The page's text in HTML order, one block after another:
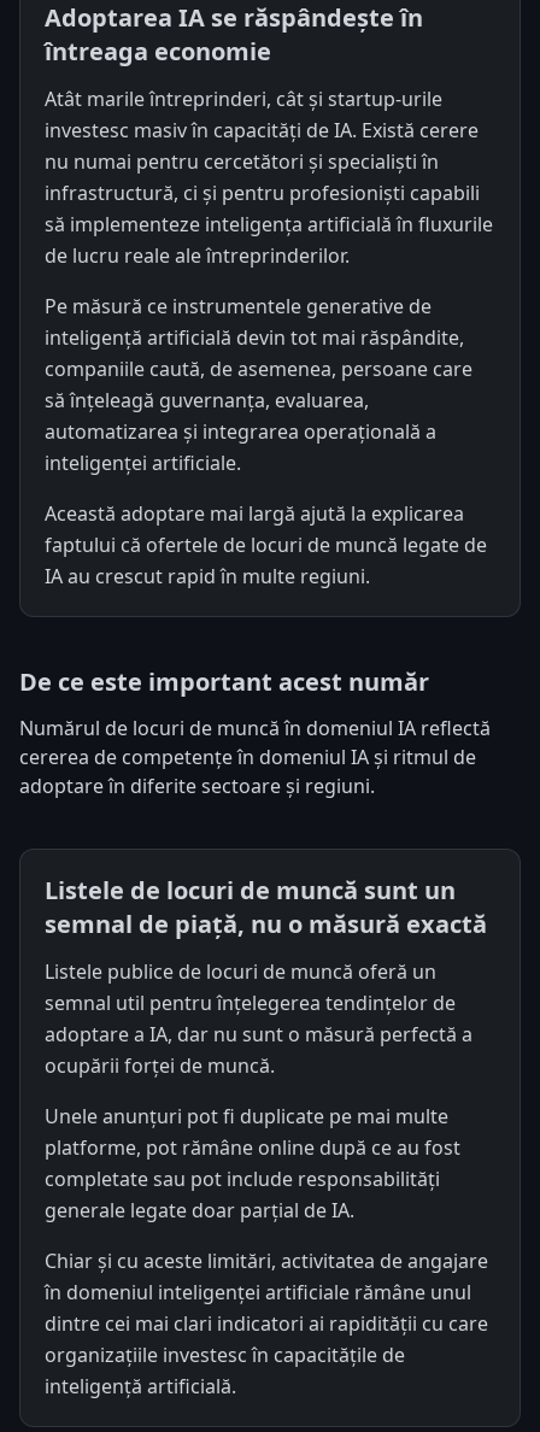
Adoptarea IA se răspândește în
întreaga economie
Atât marile întreprinderi, cât și startup-urile
investesc masiv în capacități de IA. Există cerere
nu numai pentru cercetători și specialiști în
infrastructură, ci și pentru profesioniști capabili
să implementeze inteligența artificială în fluxurile
de lucru reale ale întreprinderilor.
Pe măsură ce instrumentele generative de
inteligență artificială devin tot mai răspândite,
companiile caută, de asemenea, persoane care
să înțeleagă guvernanța, evaluarea,
automatizarea și integrarea operațională a
inteligenței artificiale.
Această adoptare mai largă ajută la explicarea
faptului că ofertele de locuri de muncă legate de
IA au crescut rapid în multe regiuni.
De ce este important acest număr
Numărul de locuri de muncă în domeniul IA reflectă
cererea de competențe în domeniul IA și ritmul de
adoptare în diferite sectoare și regiuni.
Listele de locuri de muncă sunt un
semnal de piață, nu o măsură exactă
Listele publice de locuri de muncă oferă un
semnal util pentru înțelegerea tendințelor de
adoptare a IA, dar nu sunt o măsură perfectă a
ocupării forței de muncă.
Unele anunțuri pot fi duplicate pe mai multe
platforme, pot rămâne online după ce au fost
completate sau pot include responsabilități
generale legate doar parțial de IA.
Chiar și cu aceste limitări, activitatea de angajare
în domeniul inteligenței artificiale rămâne unul
dintre cei mai clari indicatori ai rapidității cu care
organizațiile investesc în capacitățile de
inteligență artificială.